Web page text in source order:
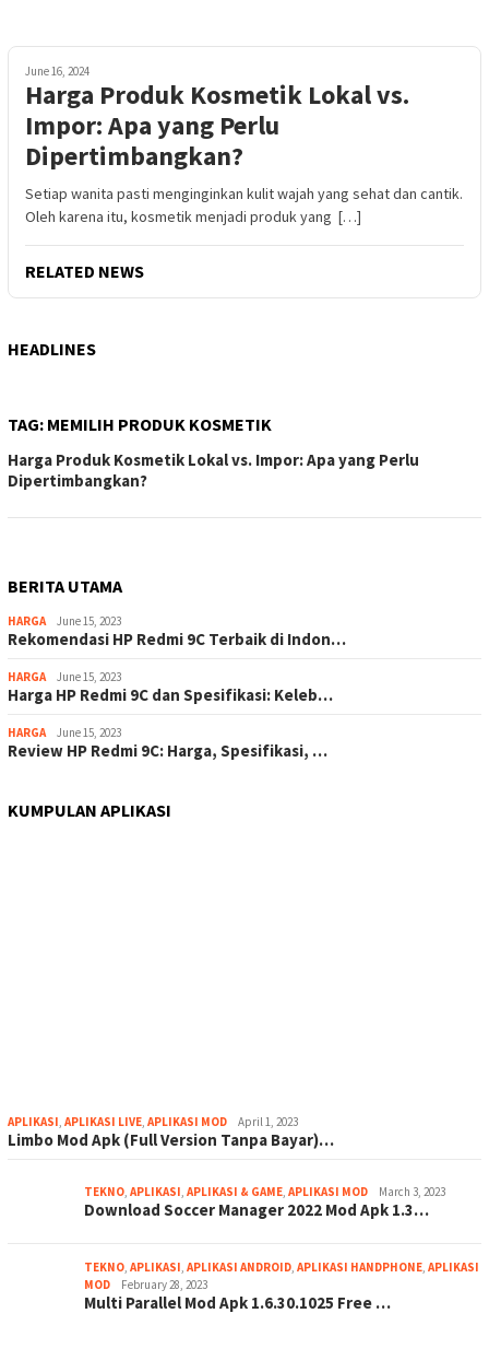
June 16, 2024
Harga Produk Kosmetik Lokal vs.
Impor: Apa yang Perlu
Dipertimbangkan?
Setiap wanita pasti menginginkan kulit wajah yang sehat dan cantik.
Oleh karena itu, kosmetik menjadi produk yang […]
RELATED NEWS
HEADLINES
TAG: MEMILIH PRODUK KOSMETIK
Harga Produk Kosmetik Lokal vs. Impor: Apa yang Perlu
Dipertimbangkan?
BERITA UTAMA
HARGA June 15, 2023
Rekomendasi HP Redmi 9C Terbaik di Indon…
HARGA June 15, 2023
Harga HP Redmi 9C dan Spesifikasi: Keleb…
HARGA June 15, 2023
Review HP Redmi 9C: Harga, Spesifikasi, …
KUMPULAN APLIKASI
APLIKASI, APLIKASI LIVE, APLIKASI MOD April 1, 2023
Limbo Mod Apk (Full Version Tanpa Bayar)…
TEKNO, APLIKASI, APLIKASI & GAME, APLIKASI MOD March 3, 2023
Download Soccer Manager 2022 Mod Apk 1.3…
TEKNO, APLIKASI, APLIKASI ANDROID, APLIKASI HANDPHONE, APLIKASI
MOD
February 28, 2023
Multi Parallel Mod Apk 1.6.30.1025 Free …